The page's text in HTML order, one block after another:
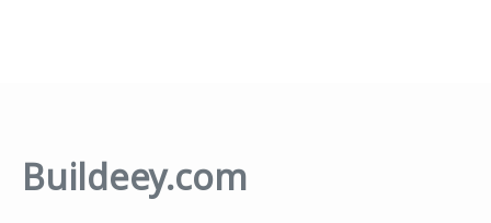
Buildeey.com